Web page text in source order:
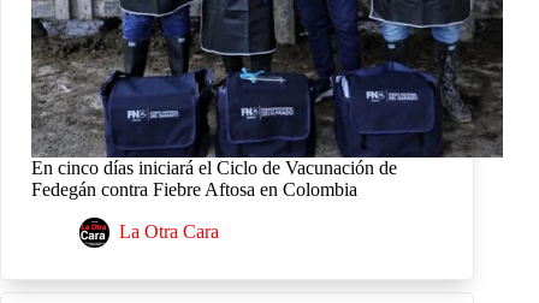
En cinco días iniciará el Ciclo de Vacunación de
Fedegán contra Fiebre Aftosa en Colombia
La Otra Cara